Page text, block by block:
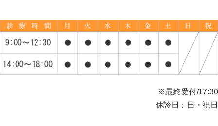
※最終受付/17:30
休診日：日・祝日